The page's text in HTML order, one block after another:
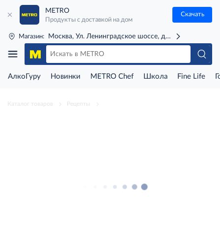
METRO
Продукты с доставкой на дом
Скачать
Магазин: Москва, Ул. Ленинградское шоссе, д. 71Г (м. Речной
АлкоГуру Новинки METRO Chef Школа Fine Life
Каталог товаров Рецепты